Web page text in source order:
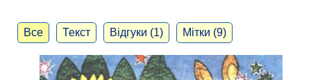
Все Текст Відгуки (1) Мітки (9)